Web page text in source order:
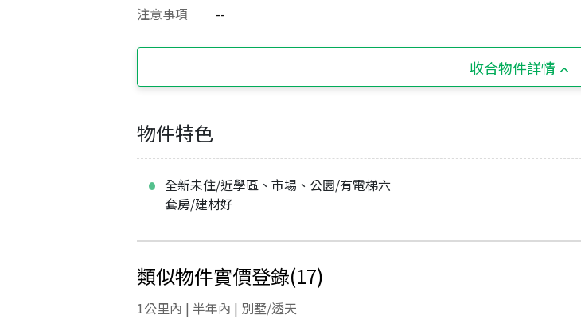
注意事項
--
收合物件詳情
物件特色
全新未住/近學區、市場、公園/有電梯六
套房/建材好
類似物件實價登錄(17)
1公里內 | 半年內 | 別墅/透天